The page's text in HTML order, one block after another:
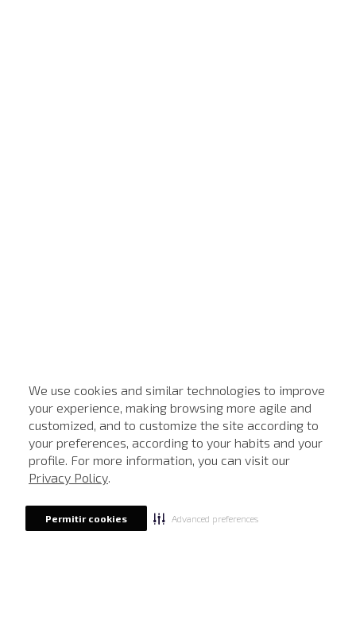
We use cookies and similar technologies to improve
your experience, making browsing more agile and
customized, and to customize the site according to
your preferences, according to your habits and your
profile. For more information, you can visit our
Privacy Policy.
Permitir cookies Advanced preferences